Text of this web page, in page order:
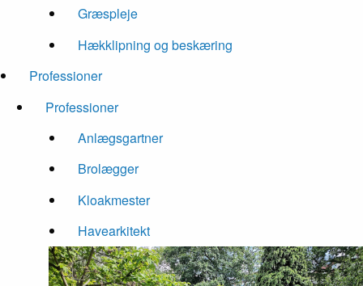
Græspleje
Hækklipning og beskæring
Professioner
Professioner
Anlægsgartner
Brolægger
Kloakmester
Havearkitekt